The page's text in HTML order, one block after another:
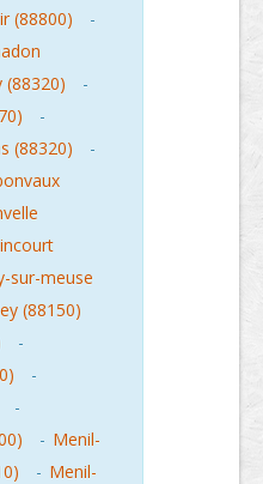
(88800)
-
(88320)
-
-
(88320)
-
sur-meuse
(88150)
-
-
-
- Menil-
- Menil-